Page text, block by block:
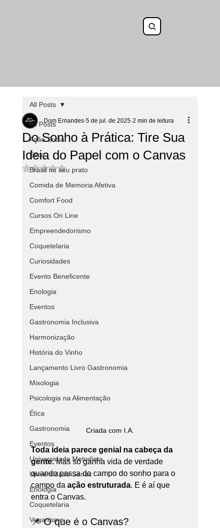
All Posts
Ação Social
Ética
Brasil no seu prato
Comida de Memoria Afetiva
Comfort Food
Cursos On Line
Empreendedorismo
Coquetelaria
Curiosidades
Evento Beneficente
Enologia
Eventos
Gastronomia Inclusiva
Harmonização
História do Vinho
Lançamento Livro Gastronomia
Mixologia
Psicologia na Alimentação
Ética
Gastronomia
Eventos
Universidade Metodista
Universidade Senac
Enologia
Coquetelaria
Veganismo
All Posts
Do Sonho à Prática: Tire Sua
Ideia do Papel com o Canvas
Dom Ernandes 5 de jul. de 2025 2 min de leitura
Avaliado com NaN de 5 estrelas.
Criada com I.A.
Toda ideia parece genial na cabeça da
gente. Mas só ganha vida de verdade
quando passa do campo do sonho para o
campo da ação estruturada. E é aí que
entra o Canvas.
📌 O que é o Canvas?